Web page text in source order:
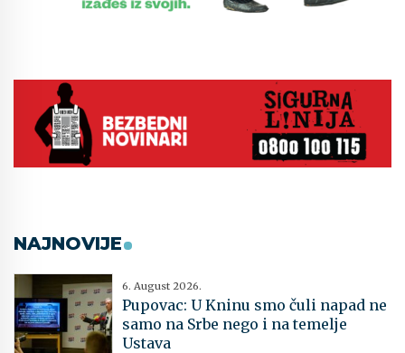
NAJNOVIJE
6. August 2026.
Pupovac: U Kninu smo čuli napad ne
samo na Srbe nego i na temelje
Ustava